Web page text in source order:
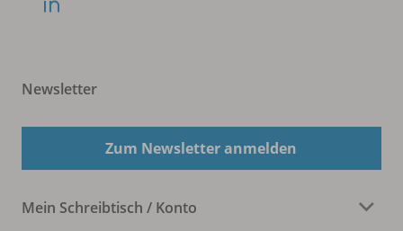
Newsletter
Zum Newsletter anmelden
Mein Schreibtisch / Konto